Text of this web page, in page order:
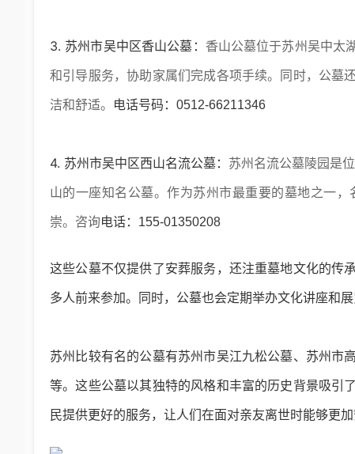
3. 苏州市吴中区香山公墓 ： 香山公墓位于苏州吴中太
和引导服务，协助家属们完成各项手续。同时，公墓
洁和舒适。 电话号码：0512-66211346
4. 苏州市吴中区西山名流公墓： 苏州名流公墓陵园是
山的一座知名公墓。作为苏州市最重要的墓地之一
崇。咨询电话：155-01350208
这些公墓不仅提供了安葬服务，还注重墓地文化的传
多人前来参加。同时，公墓也会定期举办文化讲座和
苏州比较有名的公墓有苏州市吴江九松公墓、苏州市
等。这些公墓以其独特的风格和丰富的历史背景吸引
民提供更好的服务，让人们在面对亲友离世时能够更加